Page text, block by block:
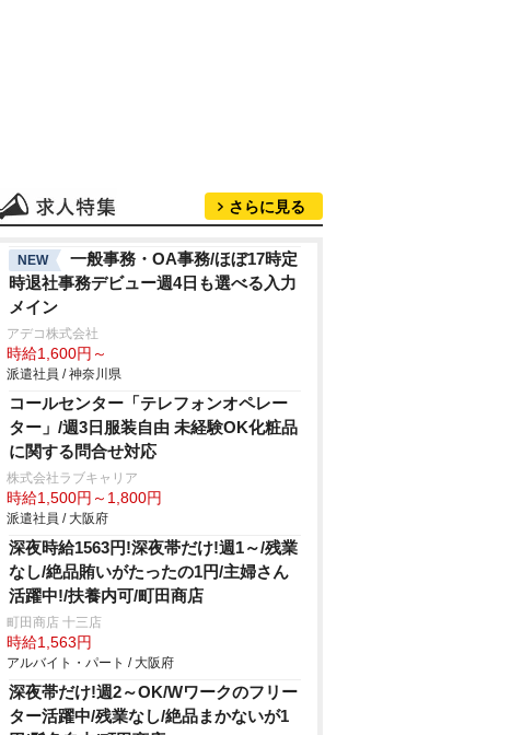
さらに見る
NEW
一般事務・OA事務/ほぼ17時定
時退社事務デビュー週4日も選べる入力
メイン
アデコ株式会社
時給1,600円～
派遣社員 / 神奈川県
コールセンター「テレフォンオペレー
ター」/週3日服装自由 未経験OK化粧品
に関する問合せ対応
株式会社ラブキャリア
時給1,500円～1,800円
派遣社員 / 大阪府
深夜時給1563円!深夜帯だけ!週1～/残業
なし/絶品賄いがたったの1円/主婦さん
活躍中!/扶養内可/町田商店
町田商店 十三店
時給1,563円
アルバイト・パート / 大阪府
深夜帯だけ!週2～OK/Wワークのフリー
ター活躍中/残業なし/絶品まかないが1